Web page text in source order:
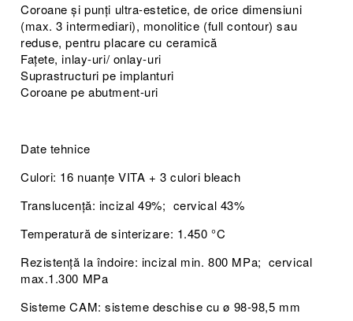
Coroane și punți ultra-estetice, de orice dimensiuni
(max. 3 intermediari), monolitice (full contour) sau
reduse, pentru placare cu ceramică
Fațete, inlay-uri/ onlay-uri
Suprastructuri pe implanturi
Coroane pe abutment-uri
Date tehnice
Culori: 16 nuanțe VITA + 3 culori bleach
Translucență: incizal 49%; cervical 43%
Temperatură de sinterizare: 1.450 °C
Rezistență la îndoire: incizal min. 800 MPa; cervical
max.1.300 MPa
Sisteme CAM: sisteme deschise cu ø 98-98,5 mm